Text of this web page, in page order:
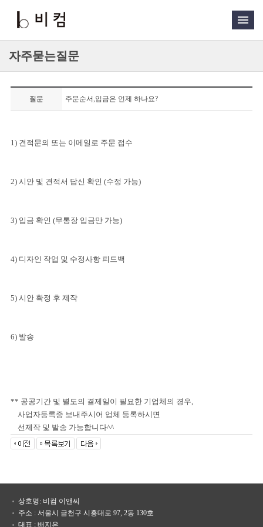
자주묻는질문
질문 주문순서,입금은 언제 하나요?
1) 견적문의 또는 이메일로 주문 접수
2) 시안 및 견적서 답신 확인 (수정 가능)
3) 입금 확인 (무통장 입금만 가능)
4) 디자인 작업 및 수정사항 피드백
5) 시안 확정 후 제작
6) 발송
** 공공기간 및 별도의 결제일이 필요한 기업체의 경우,
사업자등록증 보내주시어 업체 등록하시면
선제작 및 발송 가능합니다^^
상호명: 비컴 이앤씨
주소 : 서울시 금천구 시흥대로 97, 2동 130호
대표 : 배지은